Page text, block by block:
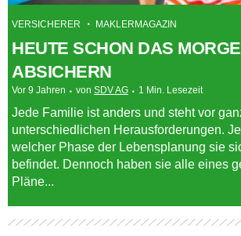
VERSICHERER MAKLERMAGAZIN
HEUTE SCHON DAS
ABSICHERN
Vor 9 Jahren von SDV AG 1 Min. Lesezeit
Jede Familie ist anders und steht vor
unterschiedlichen Herausforderungen.
welcher Phase der Lebensplanung sie
befindet. Dennoch haben sie alle eines
Pläne...